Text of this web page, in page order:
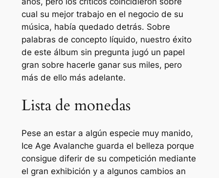
cual su mejor trabajo en el negocio de su
música, había quedado detrás. Sobre
palabras de concepto líquido, nuestro éxito
de este álbum sin pregunta jugó un papel
gran sobre hacerle ganar sus miles, pero
más de ello más adelante.
Lista de monedas
Pese an estar a algún especie muy manido,
Ice Age Avalanche guarda el belleza porque
consigue diferir de su competición mediante
el gran exhibición y a algunos cambios an